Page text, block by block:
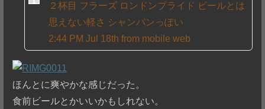
２杯目 フラーズ ロンドンプライド ビールとは
思えない軽さ シャンパンっぽい
2:44 PM Jul 18th from mobile web
ほんとに爽やかな感じだった。
食前ビールとかいいかもしれない。